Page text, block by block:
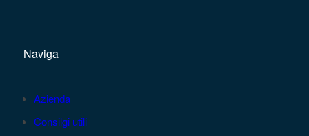
Naviga
Azienda
Consilgi utili